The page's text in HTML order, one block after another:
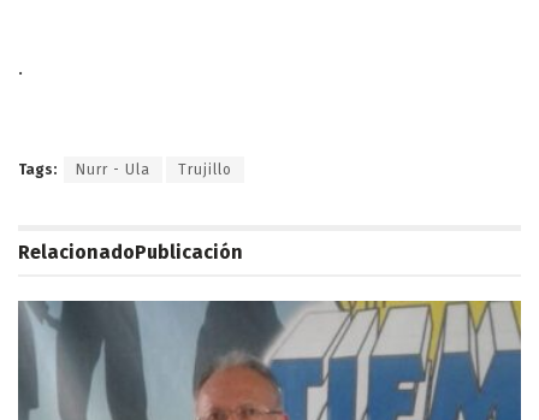
.
Tags: Nurr - Ula Trujillo
RelacionadoPublicación